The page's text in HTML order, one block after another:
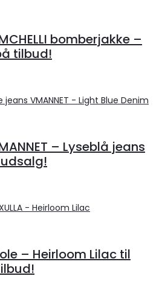
bomberjakke –
tilbud!
– Lyseblå jeans
– Heirloom Lilac til